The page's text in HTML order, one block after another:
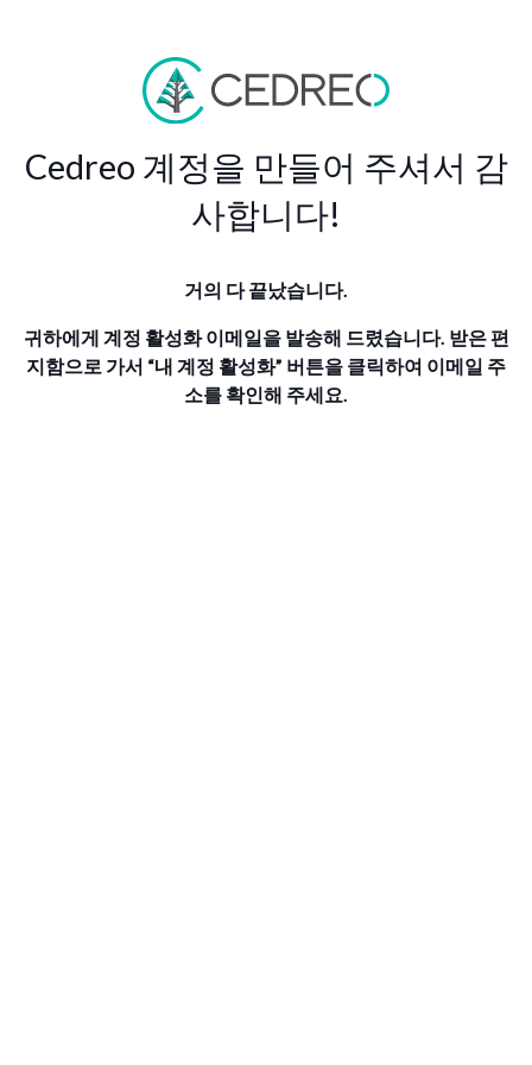
Cedreo 계정을 만들어 주셔서 감
사합니다!
거의 다 끝났습니다.
귀하에게 계정 활성화 이메일을 발송해 드렸습니다. 받은 편
지함으로 가서 “내 계정 활성화” 버튼을 클릭하여 이메일 주
소를 확인해 주세요.